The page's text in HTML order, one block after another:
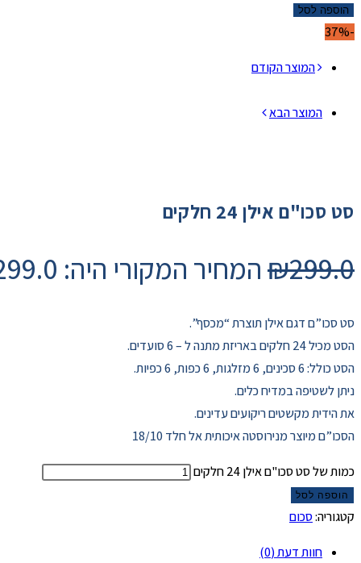
הוספה לסל
המוצר הקודם
המוצר הבא
סט סכו"ם אילן 24 חלקים
₪299.0 המחיר המקורי היה: ₪299.0.
סט סכו”ם דגם אילן תוצרת “מכסף”.
הסט מכיל 24 חלקים באריזת מתנה ל – 6 סועדים.
הסט כולל: 6 סכינים, 6 מזלגות, 6 כפות, 6 כפיות.
ניתן לשטיפה במדיח כלים.
את הידית מקשטים ריקועים עדינים.
הסכו”ם מיוצר מנירוסטה איכותית אל חלד 18/10
כמות של סט סכו"ם אילן 24 חלקים
הוספה לסל
קטגוריה:סכום
חוות דעת (0)